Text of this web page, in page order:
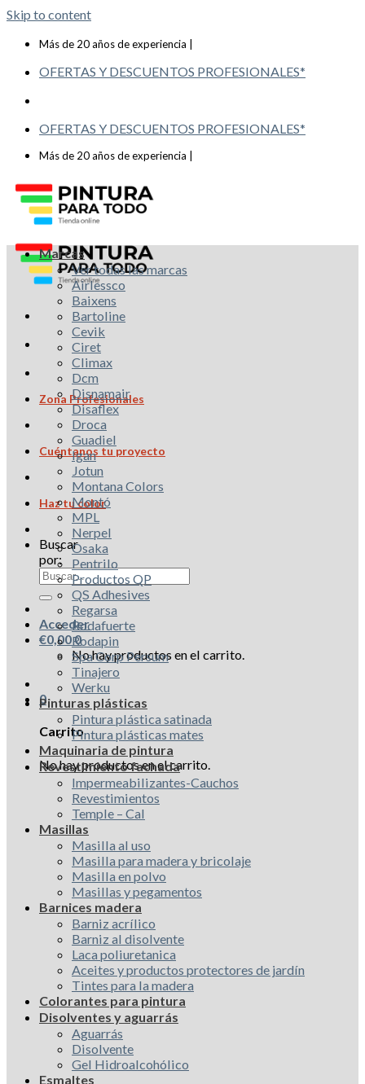
Skip to content
Más de 20 años de experiencia |
OFERTAS Y DESCUENTOS PROFESIONALES*
OFERTAS Y DESCUENTOS PROFESIONALES*
Más de 20 años de experiencia |
Zona Profesionales
Cuéntanos tu proyecto
Haz tu color
Buscar
por:
Acceder
€0,000
No hay productos en el carrito.
0
Carrito
No hay productos en el carrito.
Marcas
Ver todas las marcas
Airlessco
Baixens
Bartoline
Cevik
Ciret
Climax
Dcm
Disnamair
Disaflex
Droca
Guadiel
Igan
Jotun
Montana Colors
Montó
MPL
Nerpel
Osaka
Pentrilo
Productos QP
QS Adhesives
Regarsa
Rodafuerte
Rodapin
Spa Corp Persum
Tinajero
Werku
Pinturas plásticas
Pintura plástica satinada
Pintura plásticas mates
Maquinaria de pintura
Revestimiento fachada
Impermeabilizantes-Cauchos
Revestimientos
Temple – Cal
Masillas
Masilla al uso
Masilla para madera y bricolaje
Masilla en polvo
Masillas y pegamentos
Barnices madera
Barniz acrílico
Barniz al disolvente
Laca poliuretanica
Aceites y productos protectores de jardín
Tintes para la madera
Colorantes para pintura
Disolventes y aguarrás
Aguarrás
Disolvente
Gel Hidroalcohólico
Esmaltes